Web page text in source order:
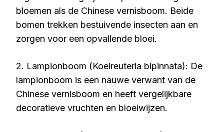
bloemen als de Chinese vernisboom. Beide
bomen trekken bestuivende insecten aan en
zorgen voor een opvallende bloei.
2. Lampionboom (Koelreuteria bipinnata): De
lampionboom is een nauwe verwant van de
Chinese vernisboom en heeft vergelijkbare
decoratieve vruchten en bloeiwijzen.